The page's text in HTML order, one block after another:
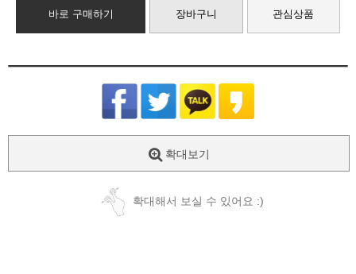
바로 구매하기 장바구니 관심상품
확대보기
확대해서 보실 수 있어요 :)